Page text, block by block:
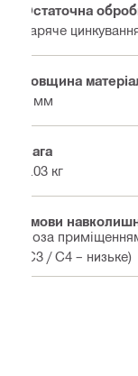
Остаточна
Гаряче
Товщина
4 мм
Вага
1.03 кг
Умови
Поза
(C3 / C4 – низьке)